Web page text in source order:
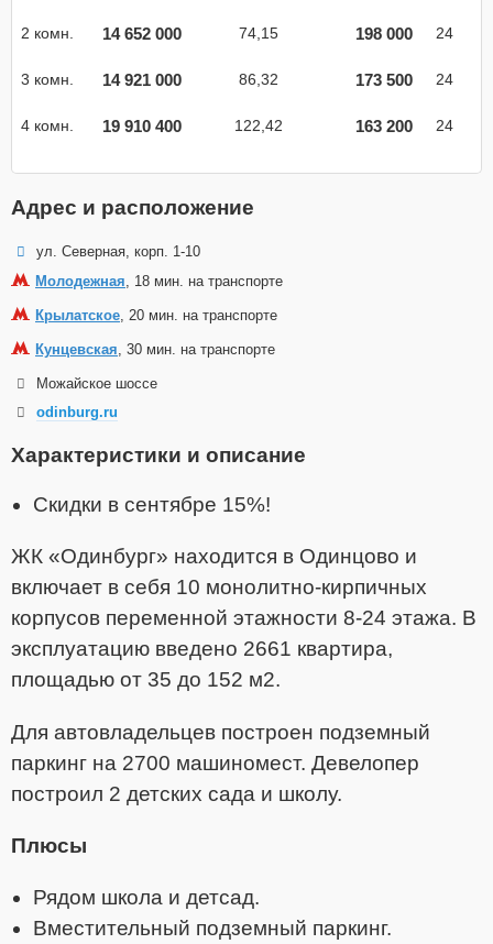
2 комн. 14 652 000 74,15 198 000 24
3 комн. 14 921 000 86,32 173 500 24
4 комн. 19 910 400 122,42 163 200 24
Адрес и расположение
ул. Северная, корп. 1-10
Молодежная, 18 мин. на транспорте
Крылатское, 20 мин. на транспорте
Кунцевская, 30 мин. на транспорте
Можайское шоссе
odinburg.ru
Характеристики и описание
Скидки в сентябре 15%!
ЖК «Одинбург» находится в Одинцово и
включает в себя 10 монолитно-кирпичных
корпусов переменной этажности 8-24 этажа. В
эксплуатацию введено 2661 квартира,
площадью от 35 до 152 м2.
Для автовладельцев построен подземный
паркинг на 2700 машиномест. Девелопер
построил 2 детских сада и школу.
Плюсы
Рядом школа и детсад.
Вместительный подземный паркинг.